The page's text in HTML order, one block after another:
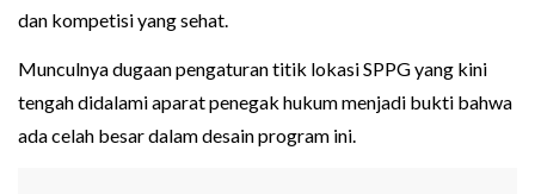
dan kompetisi yang sehat.
Munculnya dugaan pengaturan titik lokasi SPPG yang kini
tengah didalami aparat penegak hukum menjadi bukti bahwa
ada celah besar dalam desain program ini.